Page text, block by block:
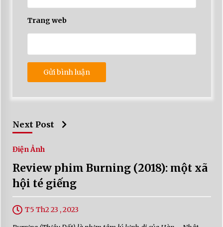
Trang web
Next Post
Điện Ảnh
Review phim Burning (2018): một xã
hội té giếng
T5 Th2 23 , 2023